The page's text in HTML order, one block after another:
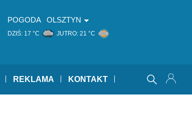
POGODA OLSZTYN
DZIŚ: 17 °C JUTRO: 21 °C
REKLAMA KONTAKT